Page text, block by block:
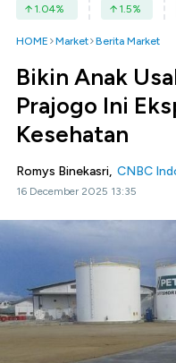
1.04% 1.5%
HOME Market Berita Market
Bikin Anak
Prajogo Ini
Kesehatan
Romys Binekasri, CNBC
16 December 2025 13:35